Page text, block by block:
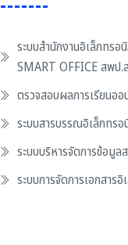
ระบบสำนักงานอิเล็กทรอ
SMART OFFICE สพป.
ตรวจสอบผลการเรียนออ
ระบบสารบรรณอิเล็กทร
ระบบบริหารจัดการข้อมูล
ระบบการจัดการเอกสาร